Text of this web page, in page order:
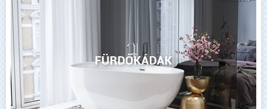
FÜRDŐKÁDAK